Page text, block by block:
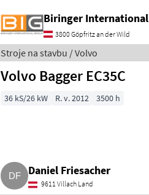
Biringer International
3800 Göpfritz an der Wild
Stroje na stavbu / Volvo
Volvo Bagger EC35C
36 kS/26 kW R. v. 2012 3500 h
Daniel Friesacher
9611 Villach Land